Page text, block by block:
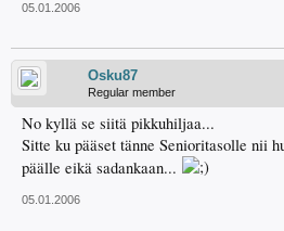
05.01.2006
Osku87
Regular member
No kyllä se siitä pikkuhiljaa...
Sitte ku pääset tänne Senioritasolle nii
päälle eikä sadankaan...
05.01.2006